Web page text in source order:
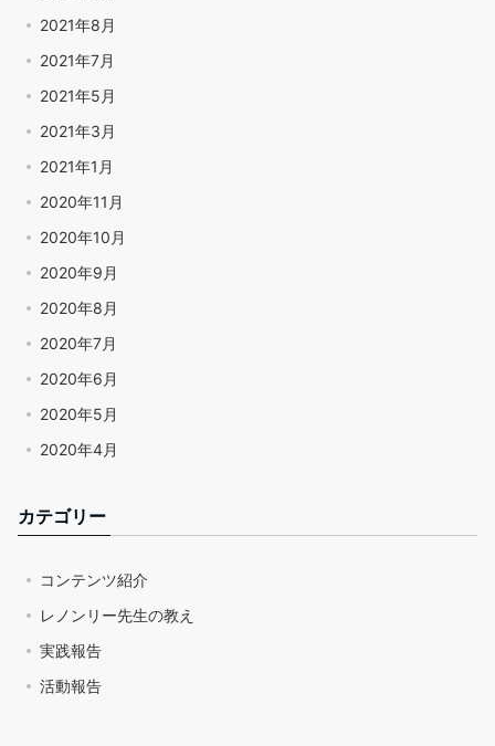
2021年8月
2021年7月
2021年5月
2021年3月
2021年1月
2020年11月
2020年10月
2020年9月
2020年8月
2020年7月
2020年6月
2020年5月
2020年4月
カテゴリー
コンテンツ紹介
レノンリー先生の教え
実践報告
活動報告